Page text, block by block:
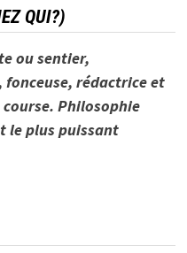
QUI?)
ou sentier,
fonceuse, rédactrice et
Philosophie
le plus puissant